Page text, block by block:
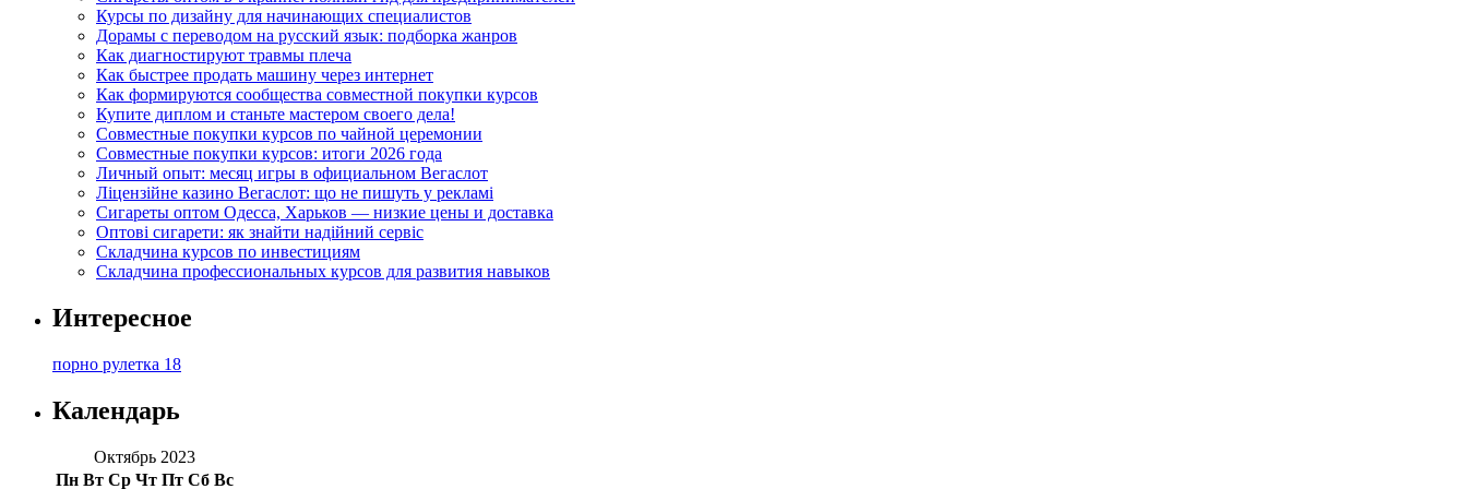
Курсы по дизайну для начинающих специалистов
Дорамы с переводом на русский язык: подборка жанров
Как диагностируют травмы плеча
Как быстрее продать машину через интернет
Как формируются сообщества совместной покупки курсов
Купите диплом и станьте мастером своего дела!
Совместные покупки курсов по чайной церемонии
Совместные покупки курсов: итоги 2026 года
Личный опыт: месяц игры в официальном Вегаслот
Ліцензійне казино Вегаслот: що не пишуть у рекламі
Сигареты оптом Одесса, Харьков — низкие цены и доставка
Оптові сигарети: як знайти надійний сервіс
Складчина курсов по инвестициям
Складчина профессиональных курсов для развития навыков
Интересное
порно рулетка 18
Календарь
Октябрь 2023
Пн Вт Ср Чт Пт Сб Вс